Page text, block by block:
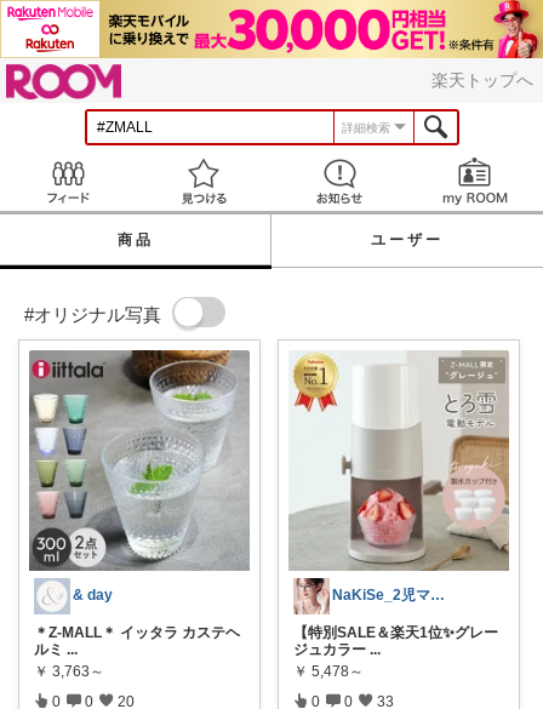
楽天トップへ
詳細検索
見つける お知らせ
商品 ユーザー
#オリジナル写真
& day
＊Z-MALL＊ イッタラ カステヘ
ルミ ...
￥ 3,763～
0 0 20
NaKiSe_2児ママ🌸訪問感謝です
【特別SALE＆楽天1位✨グレー
ジュカラー ...
￥ 5,478～
0 0 33